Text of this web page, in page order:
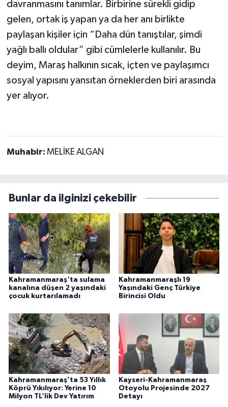
davranmasını tanımlar. Birbirine sürekli gidip
gelen, ortak iş yapan ya da her anı birlikte
paylaşan kişiler için “Daha dün tanıştılar, şimdi
yağlı ballı oldular” gibi cümlelerle kullanılır. Bu
deyim, Maraş halkının sıcak, içten ve paylaşımcı
sosyal yapısını yansıtan örneklerden biri arasında
yer alıyor.
Muhabir: MELİKE ALGAN
Bunlar da ilginizi çekebilir
Kahramanmaraş'ta sulama
kanalına düşen 2 yaşındaki
çocuk kurtarılamadı
Kahramanmaraşlı 19
Yaşındaki Genç Türkiye
Birincisi Oldu
Kahramanmaraş’ta 53 Yıllık
Köprü Yıkılıyor: Yerine 10
Milyon TL’lik Dev Yatırım
Kayseri-Kahramanmaraş
Otoyolu Projesinde 2027
Detayı